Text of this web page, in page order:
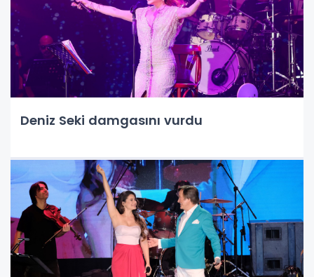
Deniz Seki damgasını vurdu